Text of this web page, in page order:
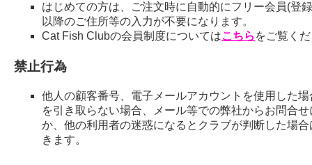
はじめての方は、ご注文時に自動的にフリー会員(登
以降のご住所等の入力が不要になります。
Cat Fish Clubの会員制度についてはこちら をご覧く
禁止行為
他人の顧客番号、電子メールアカウントを使用した
を引き取らない場合、メール等での弊社からお問合
か、他の利用者の迷惑になるとクラブが判断した場
きます。